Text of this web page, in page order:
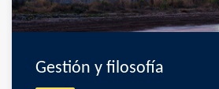
Gestión y filosofía